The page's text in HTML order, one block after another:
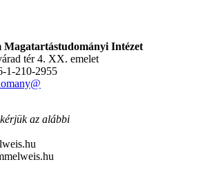
Magatartástudományi Intézet
tér 4. XX. emelet
1-210-2955
az alábbi